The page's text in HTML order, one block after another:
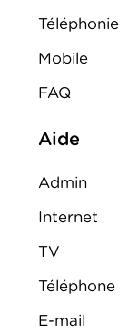
Téléphonie
Mobile
FAQ
Aide
Admin
Internet
TV
Téléphone
E-mail